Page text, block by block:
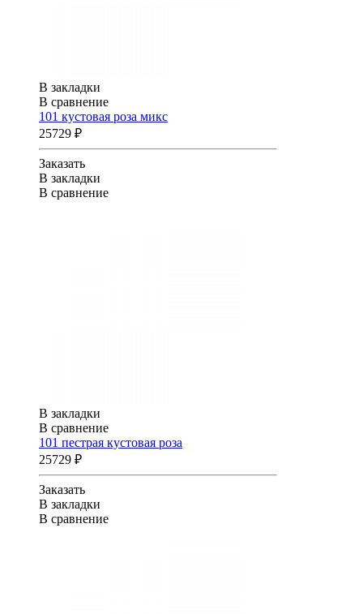
В закладки
В сравнение
101 кустовая роза микс
25729 ₽
Заказать
В закладки
В сравнение
В закладки
В сравнение
101 пестрая кустовая роза
25729 ₽
Заказать
В закладки
В сравнение